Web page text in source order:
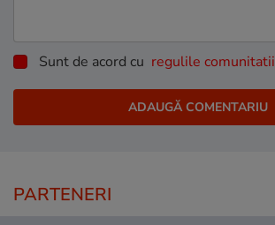
Sunt de acord cu regulile comunitatii
PARTENERI